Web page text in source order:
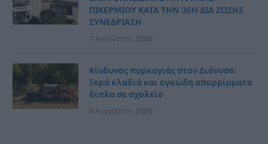
ΠΙΚΕΡΜΙΟΥ ΚΑΤΑ ΤΗΝ 36Η ΔΙΑ ΖΩΣΗΣ
ΣΥΝΕΔΡΙΑΣΗ
7 Αυγούστου, 2026
Κίνδυνος πυρκαγιάς στον Διόνυσο:
Ξερά κλαδιά και ογκώδη απορρίμματα
δίπλα σε σχολείο
6 Αυγούστου, 2026